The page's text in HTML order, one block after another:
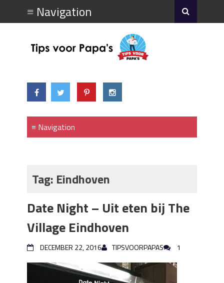
Tag: Eindhoven
Date Night – Uit eten bij The
Village Eindhoven
DECEMBER 22, 2016 TIPSVOORPAPAS 1